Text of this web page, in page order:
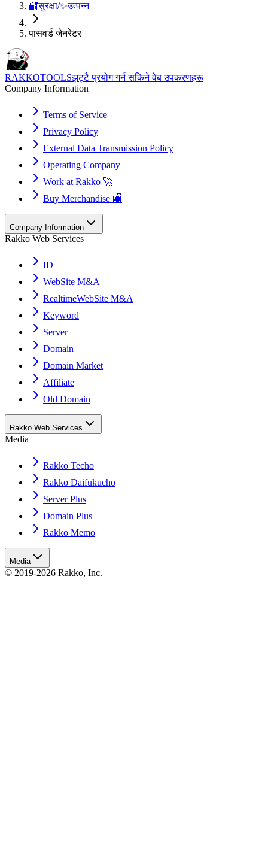
🔐सुरक्षा/✨उत्पन्न
पासवर्ड जेनरेटर
RAKKOTOOLSझट्टै प्रयोग गर्न सकिने वेब उपकरणहरू
Company Information
Terms of Service
Privacy Policy
External Data Transmission Policy
Operating Company
Work at Rakko 🚀
Buy Merchandise 🏬
Company Information
Rakko Web Services
ID
WebSite M&A
RealtimeWebSite M&A
Keyword
Server
Domain
Domain Market
Affiliate
Old Domain
Rakko Web Services
Media
Rakko Techo
Rakko Daifukucho
Server Plus
Domain Plus
Rakko Memo
Media
© 2019-2026 Rakko, Inc.